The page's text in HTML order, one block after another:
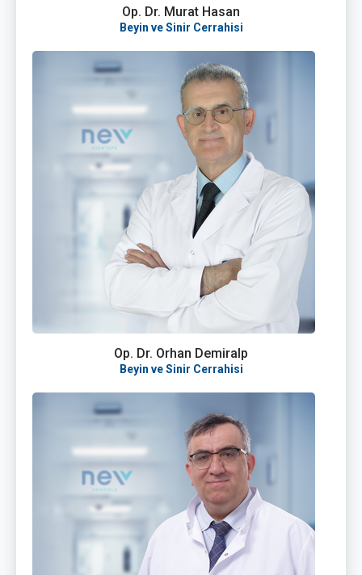
Op. Dr. Murat Hasan
Beyin ve Sinir Cerrahisi
Op. Dr. Orhan Demiralp
Beyin ve Sinir Cerrahisi